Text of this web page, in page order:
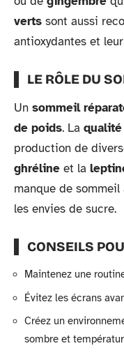
verts sont aussi
antioxydantes et
LE RÔLE DU
Un sommeil
de poids. La
production de
ghréline et la
manque de
les envies de sucre.
CONSEILS
Maintenez une
Évitez les écrans
Créez un
sombre et